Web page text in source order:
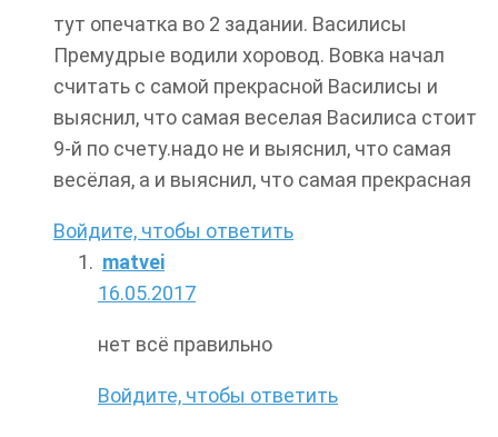
тут опечатка во 2 задании. Василисы
Премудрые водили хоровод. Вовка начал
считать с самой прекрасной Василисы и
выяснил, что самая веселая Василиса стоит
9-й по счету.надо не и выяснил, что самая
весёлая, а и выяснил, что самая прекрасная
Войдите, чтобы ответить
matvei
16.05.2017
нет всё правильно
Войдите, чтобы ответить